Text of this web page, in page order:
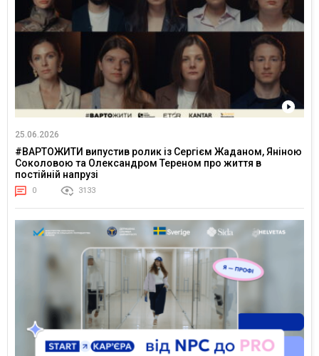
25.06.2026
#ВАРТОЖИТИ випустив ролик із Сергієм Жаданом, Яніною
Соколовою та Олександром Тереном про життя в
постійній напрузі
0 3133